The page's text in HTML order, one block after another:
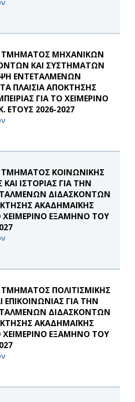
ΤΜΗΜΑΤΟΣ ΜΗΧΑΝΙΚΩΝ
ΚΑΙ ΣΥΣΤΗΜΑΤΩΝ
ΕΝΤΕΤΑΛΜΕΝΩΝ
ΠΛΑΙΣΙΑ ΑΠΟΚΤΗΣΗΣ
ΓΙΑ ΤΟ ΧΕΙΜΕΡΙΝΟ
2026-2027
ΚΟΙΝΩΝΙΚΗΣ
ΙΣΤΟΡΙΑΣ ΓΙΑ ΤΗΝ
ΔΙΔΑΣΚΟΝΤΩΝ
ΑΚΑΔΗΜΑΪΚΗΣ
ΧΕΙΜΕΡΙΝΟ ΕΞΑΜΗΝΟ ΤΟΥ
ΠΟΛΙΤΙΣΜΙΚΗΣ
ΕΠΙΚΟΙΝΩΝΙΑΣ ΓΙΑ ΤΗΝ
ΔΙΔΑΣΚΟΝΤΩΝ
ΑΚΑΔΗΜΑΪΚΗΣ
ΧΕΙΜΕΡΙΝΟ ΕΞΑΜΗΝΟ ΤΟΥ